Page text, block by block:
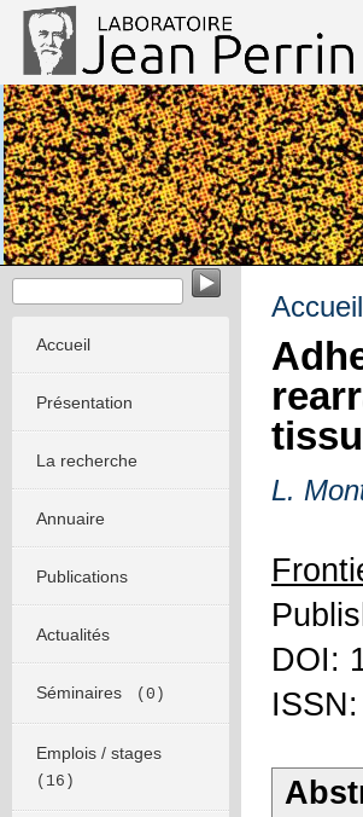
EvoMorph - Evolution &
Accueil
Présentation
La recherche
Annuaire
Publications
Actualités
Séminaires (0)
Emplois / stages
(16)
Accueil
L.
DOI: